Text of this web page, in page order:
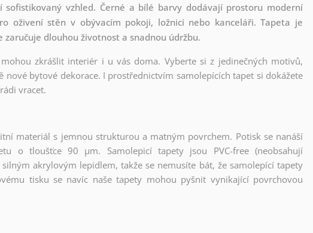
vzhled. Černé a bílé barvy dodávají prostoru moderní
oživení stěn v obývacím pokoji, ložnici nebo kanceláři. Tapeta je
dlouhou životnost a snadnou údržbu.
zkrášlit interiér i u vás doma. Vyberte si z jedinečných motivů,
nové bytové dekorace. I prostřednictvím samolepících tapet si dokážete
vracet.
materiál s jemnou strukturou a matným povrchem. Potisk se nanáší
o tloušťce 90 µm. Samolepicí tapety jsou PVC-free (neobsahují
akrylovým lepidlem, takže se nemusíte bát, že samolepící tapety
tisku se navíc naše tapety mohou pyšnit vynikající povrchovou